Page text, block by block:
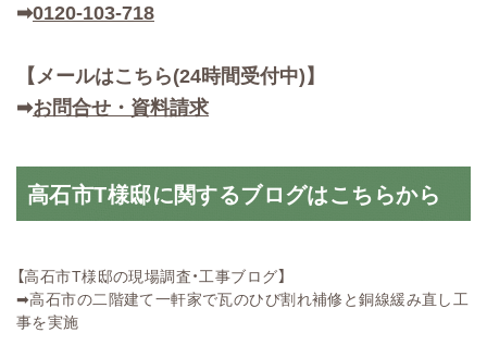
➡0120-103-718
【メールはこちら(24時間受付中)】
➡お問合せ・資料請求
高石市T様邸に関するブログはこちらから
【高石市T様邸の現場調査・工事ブログ】
➡高石市の二階建て一軒家で瓦のひび割れ補修と銅線緩み直し工
事を実施